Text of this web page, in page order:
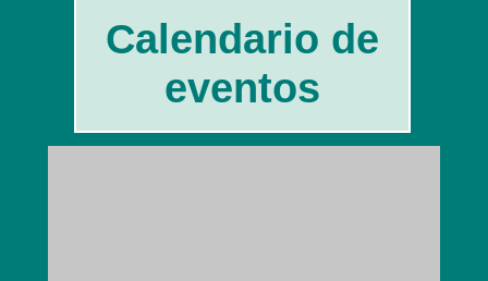
Calendario de
eventos